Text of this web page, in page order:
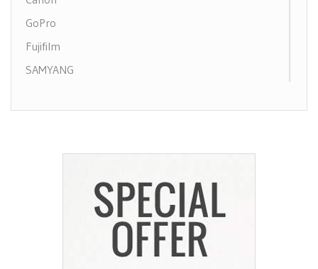
GoPro
Fujifilm
SAMYANG